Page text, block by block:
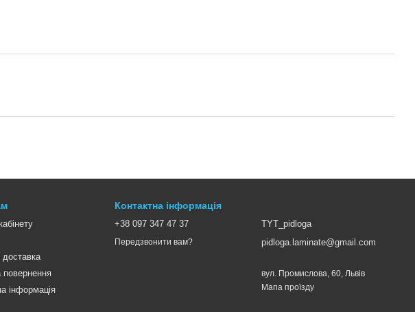
доставка
повернення
інформація
Контактна інформація
+38 097 347 47 37
Передзвонити вам?
TYT_pidloga
pidloga.laminate@gmail.com
вул. Промислова, 60, Львів
Мапа проїзду